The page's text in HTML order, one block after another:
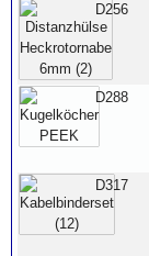
D256
D288
D317